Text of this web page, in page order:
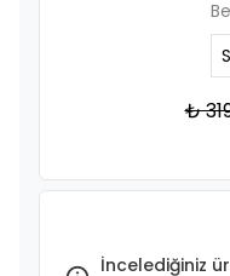
₺
İncelediğiniz